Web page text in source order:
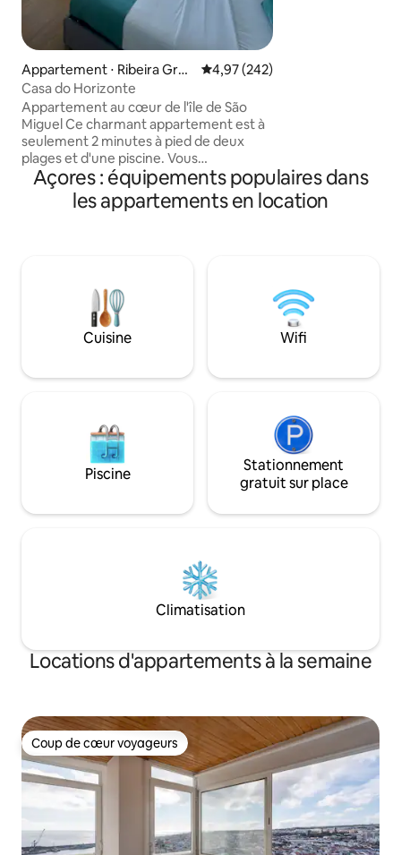
Appartement ⋅ Ribeira Gran
de
Évaluation moyenne sur la
4,97 (242)
Casa do Horizonte
Appartement au cœur de l'île de São
Miguel Ce charmant appartement est à
seulement 2 minutes à pied de deux
plages et d'une piscine. Vous
apprécierez la vue et la rue animée avec
des restaurants et des bars. Un
supermarché se trouve de l'autre côté
séjour parfait. Réservez cet
appartement moderne, propre et
confortable, et vous tomberez sous le
charme de l'espace et de
Açores : équipements populaires dans
les appartements en location
Cuisine Wifi
Piscine
Stationnement
gratuit sur place
Climatisation
Locations d'appartements à la semaine
Coup de cœur voyageurs
Coup de cœur voyageurs